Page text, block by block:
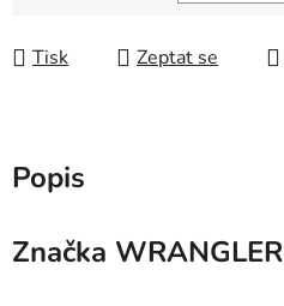
Tisk Zeptat se
Popis
Značka WRANGLER